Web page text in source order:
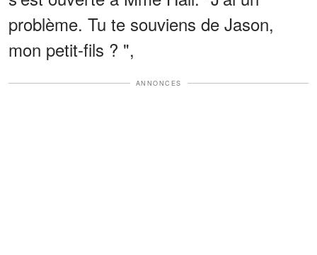
problème. Tu te souviens de Jason,
mon petit-fils ? ",
ANNONCES